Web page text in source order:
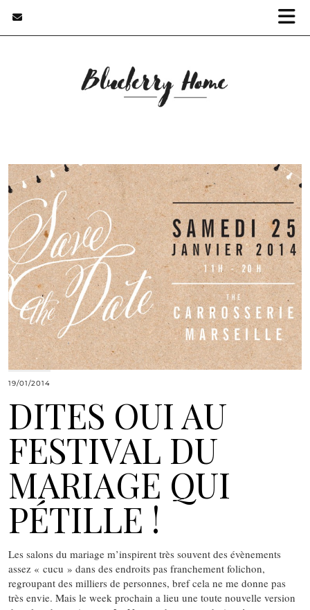
19/01/2014
DITES OUI AU
FESTIVAL DU
MARIAGE QUI
PÉTILLE !
Les salons du mariage m’inspirent très souvent des évènements
assez « cucu » dans des endroits pas franchement folichon,
regroupant des milliers de personnes, bref cela ne me donne pas
très envie. Mais le week prochain a lieu une toute nouvelle version